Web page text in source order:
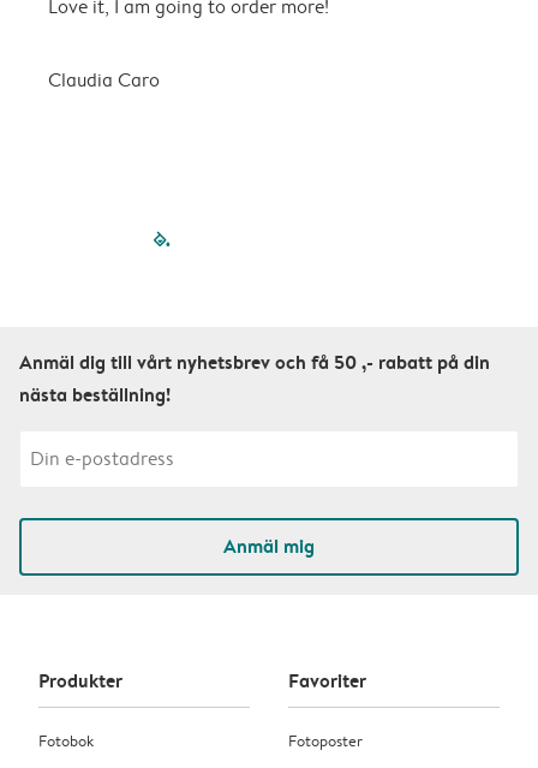
Love it, I am going to order more!
Claudia Caro
filled-pagination
Anmäl dig till vårt nyhetsbrev och få 50 ,- rabatt på din
nästa beställning!
Anmäl mig
Produkter
Fotobok
Favoriter
Fotoposter